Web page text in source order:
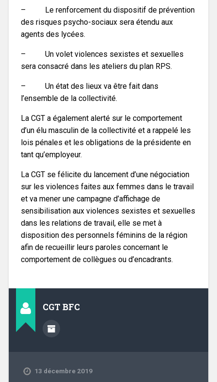
– Le renforcement du dispositif de prévention
des risques psycho-sociaux sera étendu aux
agents des lycées.
– Un volet violences sexistes et sexuelles
sera consacré dans les ateliers du plan RPS.
– Un état des lieux va être fait dans
l’ensemble de la collectivité.
La CGT a également alerté sur le comportement
d’un élu masculin de la collectivité et a rappelé les
lois pénales et les obligations de la présidente en
tant qu’employeur.
La CGT se félicite du lancement d’une négociation
sur les violences faites aux femmes dans le travail
et va mener une campagne d’affichage de
sensibilisation aux violences sexistes et sexuelles
dans les relations de travail, elle se met à
disposition des personnels féminins de la région
afin de recueillir leurs paroles concernant le
comportement de collègues ou d’encadrants.
CGT BFC
13 décembre 2019